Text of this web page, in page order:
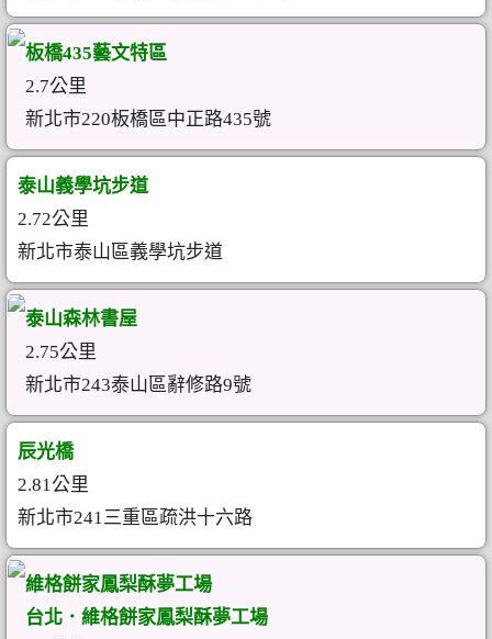
板橋435藝文特區
2.7公里
新北市220板橋區中正路435號
泰山義學坑步道
2.72公里
新北市泰山區義學坑步道
泰山森林書屋
2.75公里
新北市243泰山區辭修路9號
辰光橋
2.81公里
新北市241三重區疏洪十六路
維格餅家鳳梨酥夢工場
台北．維格餅家鳳梨酥夢工場